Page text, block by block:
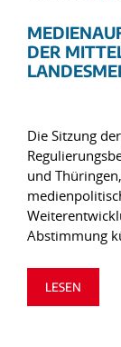
DER
Die Sitzung
und
Abstimmung
LESEN